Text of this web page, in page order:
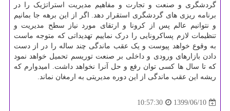
گردشگری و صنعت و تجارت و مفاهیم مدیریت استراتژیک را در
برنامه ریزی های گردشگری استقرار دهد. اگر از این برهه جا بمانیم
و نتوانیم عالم پس از کرونا و ارتقای مورد نیاز سطح مدیریت و
تنظیمات لازم پساکرونایی را درک نماییم تهدیداتی که متوجه ماست
به وقوع خواهد پیوست و یک عقب ماندگی چند ساله را در از دست
دادن بازارهای ورودی و داخلی بر صنعت توریسم تحمیل خواهد نمود
که تا سال ها کسی توان رفع و حل آنرا نخواهد داشت. امیدوارم که
ریشه این عقب ماندگی از این دوره مدیریتی به ارمغان نماند.
1399/06/10
10:57:30